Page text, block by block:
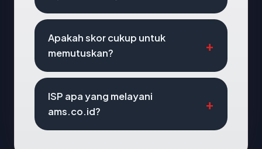
Apakah skor cukup untuk
memutuskan?
ISP apa yang melayani
ams.co.id?